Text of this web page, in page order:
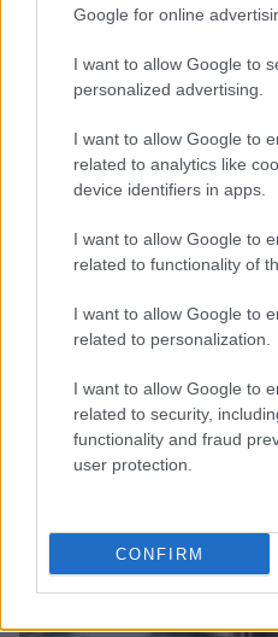
Google for online
I want to allow Google to
personalized advertising.
I want to allow Google to
related to analytics like
device identifiers in apps.
I want to allow Google to
related to functionality of
I want to allow Google to
related to personalization.
I want to allow Google to
related to security,
functionality and fraud
user protection.
CONFIRM
Ripensare le tecnologie
donatori
B2B NEWS
Linda Pellegrini · 7 Lug 2026